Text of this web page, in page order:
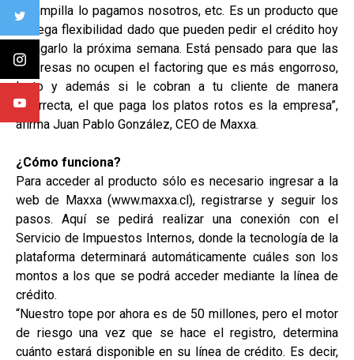
estampilla lo pagamos nosotros, etc. Es un producto que
entrega flexibilidad dado que pueden pedir el crédito hoy
y pagarlo la próxima semana. Está pensado para que las
empresas no ocupen el factoring que es más engorroso,
lento y además si le cobran a tu cliente de manera
incorrecta, el que paga los platos rotos es la empresa”,
afirma Juan Pablo González, CEO de Maxxa.
¿Cómo funciona?
Para acceder al producto sólo es necesario ingresar a la
web de Maxxa (www.maxxa.cl), registrarse y seguir los
pasos. Aquí se pedirá realizar una conexión con el
Servicio de Impuestos Internos, donde la tecnología de la
plataforma determinará automáticamente cuáles son los
montos a los que se podrá acceder mediante la línea de
crédito.
“Nuestro tope por ahora es de 50 millones, pero el motor
de riesgo una vez que se hace el registro, determina
cuánto estará disponible en su línea de crédito. Es decir,